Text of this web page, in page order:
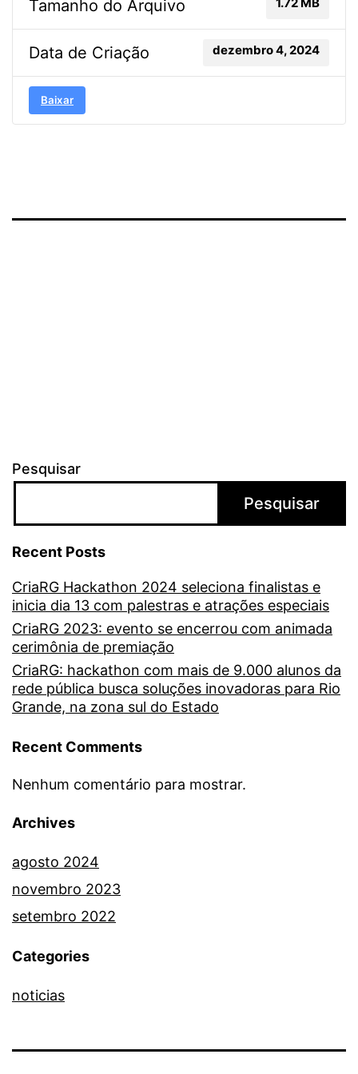
Tamanho do Arquivo
Data de Criação dezembro 4, 2024
Baixar
Pesquisar
Pesquisar
Recent Posts
CriaRG Hackathon 2024 seleciona finalistas e
inicia dia 13 com palestras e atrações especiais
CriaRG 2023: evento se encerrou com animada
cerimônia de premiação
CriaRG: hackathon com mais de 9.000 alunos da
rede pública busca soluções inovadoras para Rio
Grande, na zona sul do Estado
Recent Comments
Nenhum comentário para mostrar.
Archives
agosto 2024
novembro 2023
setembro 2022
Categories
noticias